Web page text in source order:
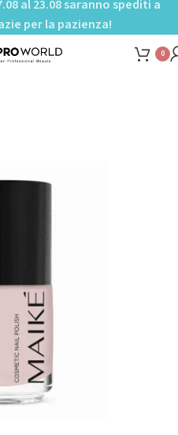
al 23.08 saranno spediti a
per la pazienza!
0